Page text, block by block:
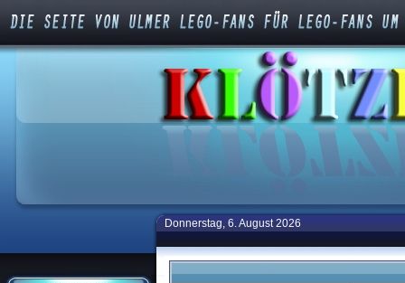
Donnerstag, 6. August 2026